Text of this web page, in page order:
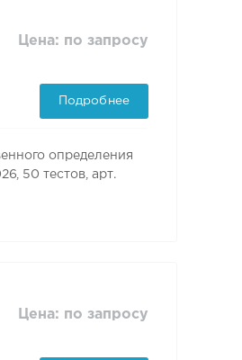
Цена: по запросу
Подробнее
определения
50 тестов, арт.
Цена: по запросу